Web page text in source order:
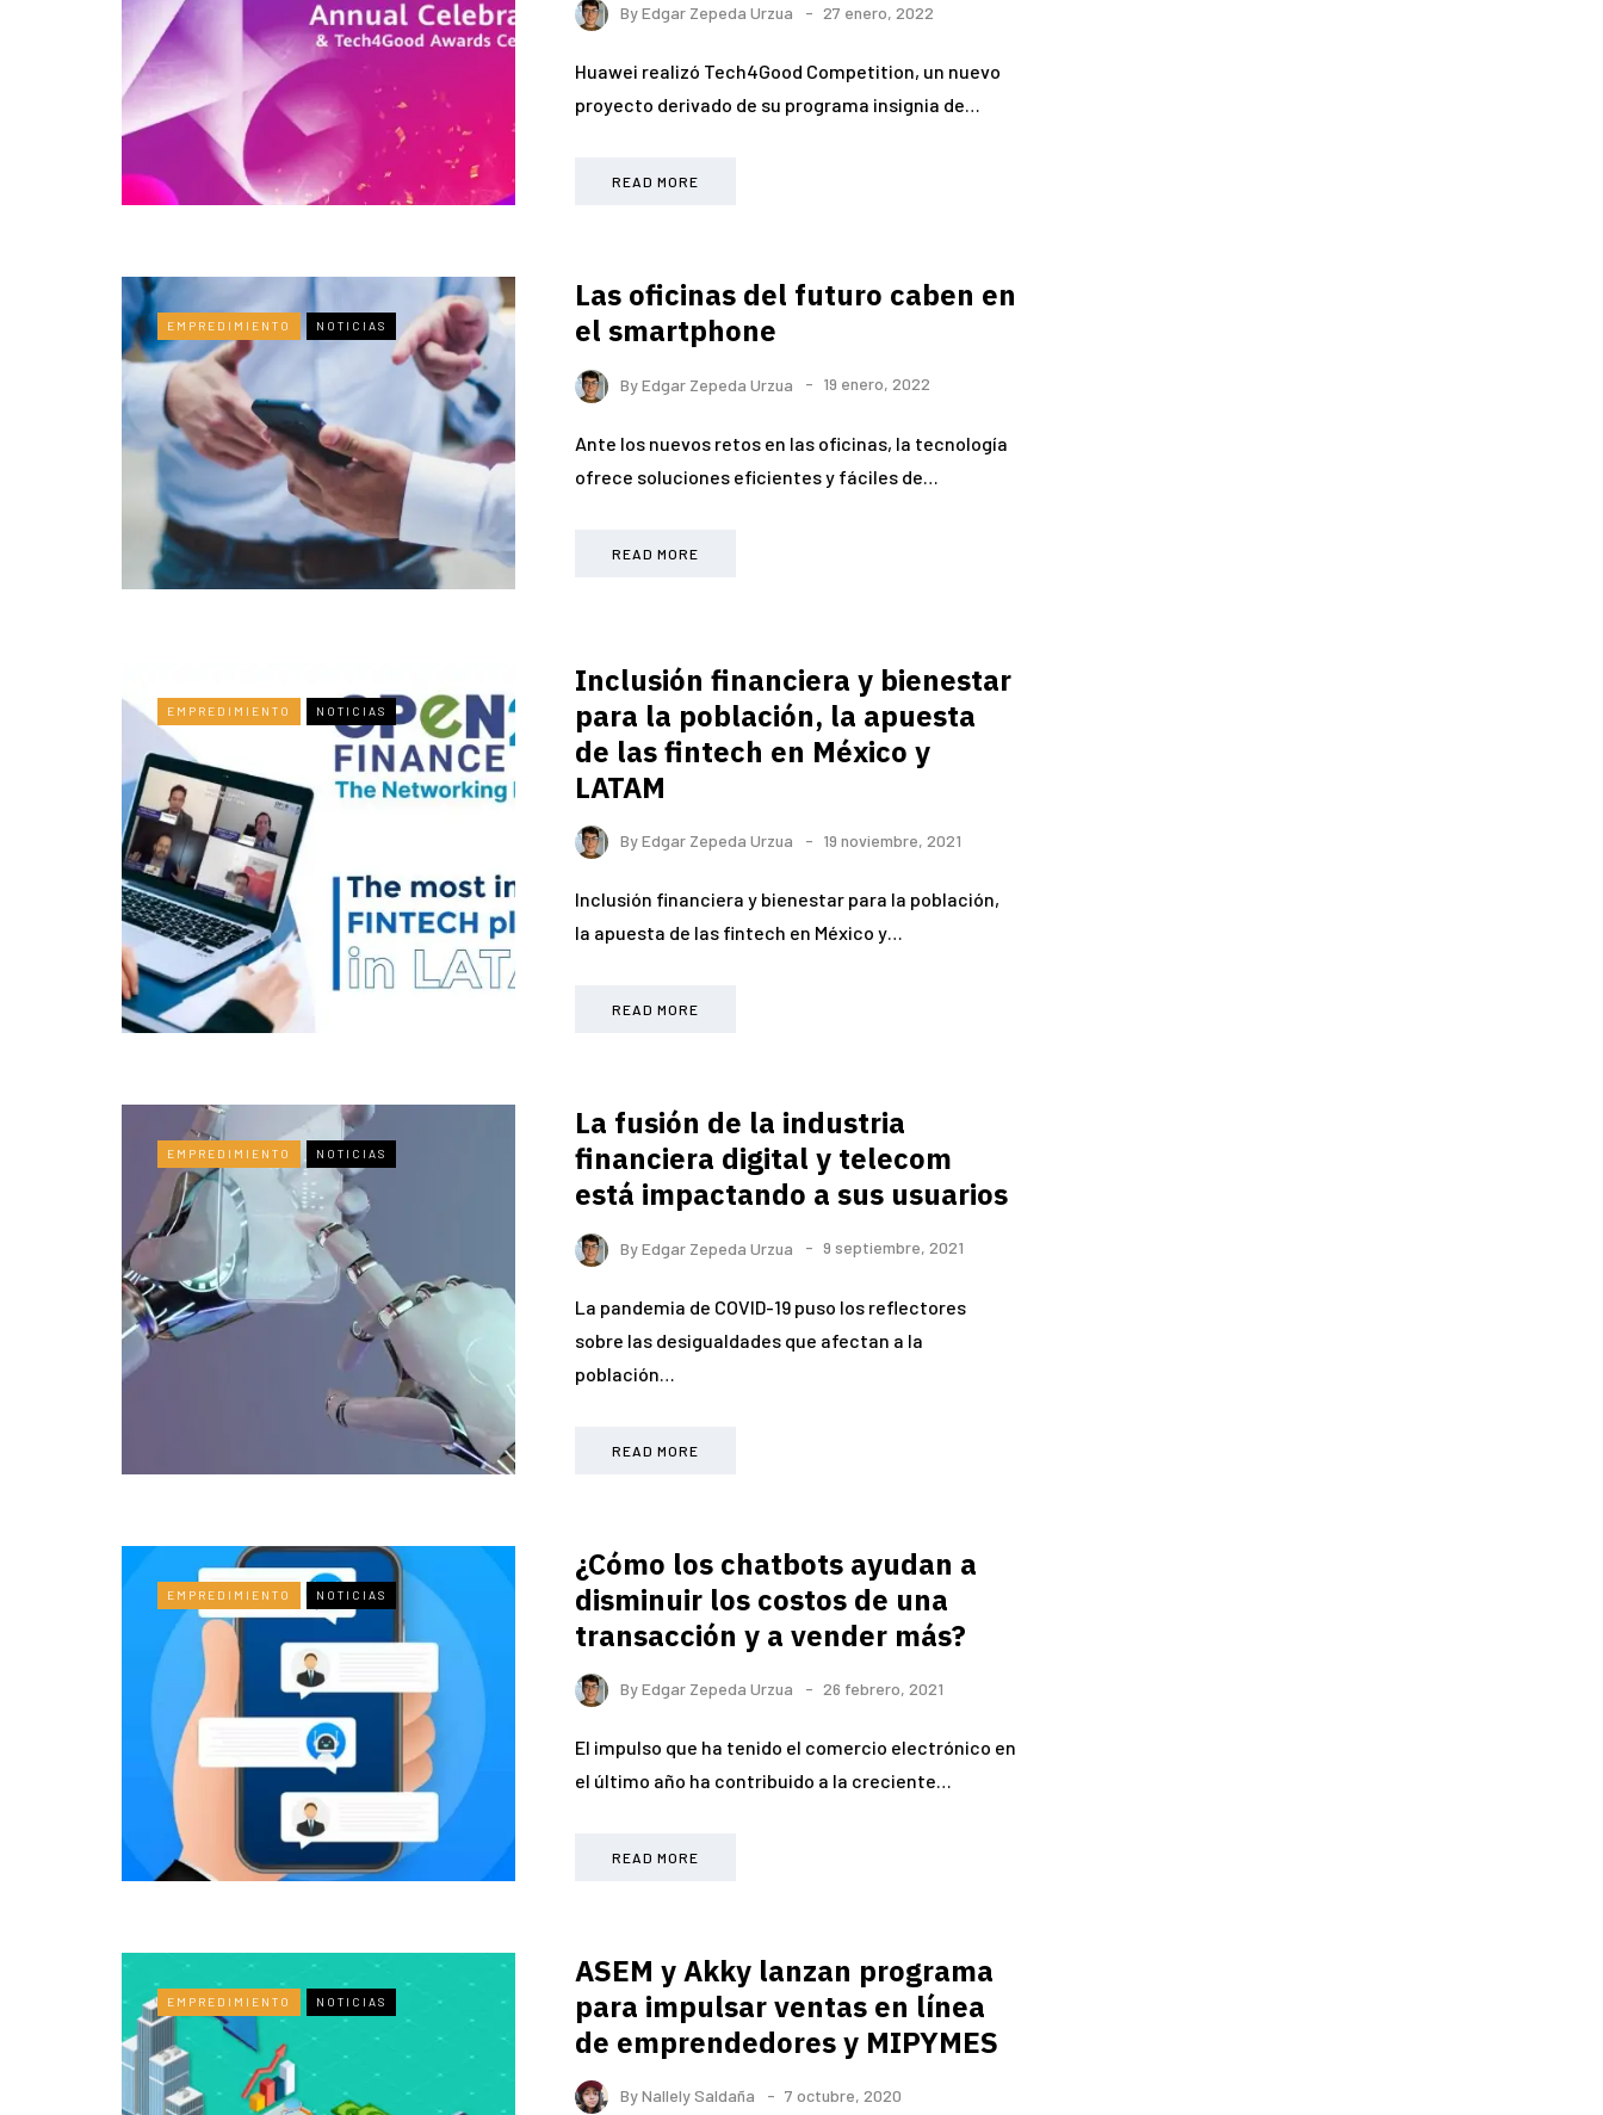
ByEdgar Zepeda Urzua 27 enero, 2022
Huawei realizó Tech4Good Competition, un nuevo
proyecto derivado de su programa insignia de…
READ MORE
EMPREDIMIENTO NOTICIAS
Las oficinas del futuro caben en
el smartphone
ByEdgar Zepeda Urzua 19 enero, 2022
Ante los nuevos retos en las oficinas, la tecnología
ofrece soluciones eficientes y fáciles de…
READ MORE
EMPREDIMIENTO NOTICIAS
Inclusión financiera y bienestar
para la población, la apuesta
de las fintech en México y
LATAM
ByEdgar Zepeda Urzua 19 noviembre, 2021
Inclusión financiera y bienestar para la población,
la apuesta de las fintech en México y…
READ MORE
EMPREDIMIENTO NOTICIAS
La fusión de la industria
financiera digital y telecom
está impactando a sus usuarios
ByEdgar Zepeda Urzua 9 septiembre, 2021
La pandemia de COVID-19 puso los reflectores
sobre las desigualdades que afectan a la
población…
READ MORE
EMPREDIMIENTO NOTICIAS
¿Cómo los chatbots ayudan a
disminuir los costos de una
transacción y a vender más?
ByEdgar Zepeda Urzua 26 febrero, 2021
El impulso que ha tenido el comercio electrónico en
el último año ha contribuido a la creciente…
READ MORE
EMPREDIMIENTO NOTICIAS
ASEM y Akky lanzan programa
para impulsar ventas en línea
de emprendedores y MIPYMES
ByNallely Saldaña 7 octubre, 2020